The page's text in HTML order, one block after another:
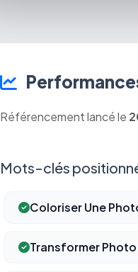
Référencement lancé le
Mots-clés
Coloriser Une
Transformer Photo